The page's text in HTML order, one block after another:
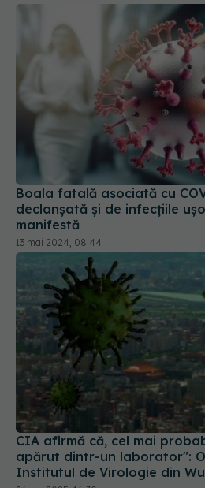
Boala fatală asociată cu
declanșată și de infecțiile
manifestă
13 mai 2024, 08:44
CIA afirmă că, cel mai
apărut dintr-un laborator":
Institutul de Virologie din